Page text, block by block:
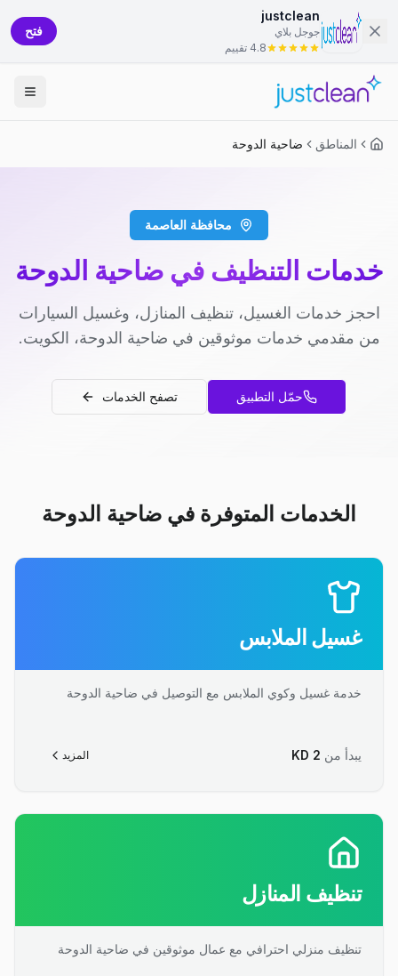
justclean
جوجل بلاي
4.8 تقييم
فتح
المناطق ضاحية الدوحة
محافظة العاصمة
خدمات التنظيف في ضاحية الدوحة
احجز خدمات الغسيل، تنظيف المنازل، وغسيل السيارات
من مقدمي خدمات موثوقين في ضاحية الدوحة، الكويت.
حمّل التطبيق تصفح الخدمات
الخدمات المتوفرة في ضاحية الدوحة
غسيل الملابس
خدمة غسيل وكوي الملابس مع التوصيل في ضاحية الدوحة
يبدأ من KD 2 المزيد
تنظيف المنازل
تنظيف منزلي احترافي مع عمال موثوقين في ضاحية الدوحة